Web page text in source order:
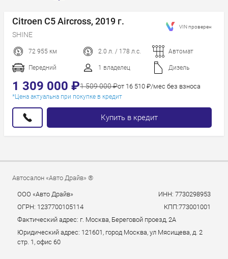
дешевле
Сначала
дороже
Пробег
Год новее
Год старше
Citroen C5 Aircross, 2019 г.
SHINE
72 955 км 2.0 л. / 178 л.с. Автомат
Передний 1 владелец Дизель
1 309 000 ₽1 509 000 ₽от 16 510 ₽/мес без взноса
*Цена актуальна при покупке в кредит
Купить в кредит
VIN проверен
Автосалон «Авто Драйв» ®
ООО «Авто Драйв»
ИНН: 7730298953
ОГРН: 1237700105114
КПП:773001001
Фактический адрес: г. Москва, Береговой проезд, 2А
Юридический адрес: 121601, город Москва, ул Мясищева, д. 2
стр. 1, офис 60